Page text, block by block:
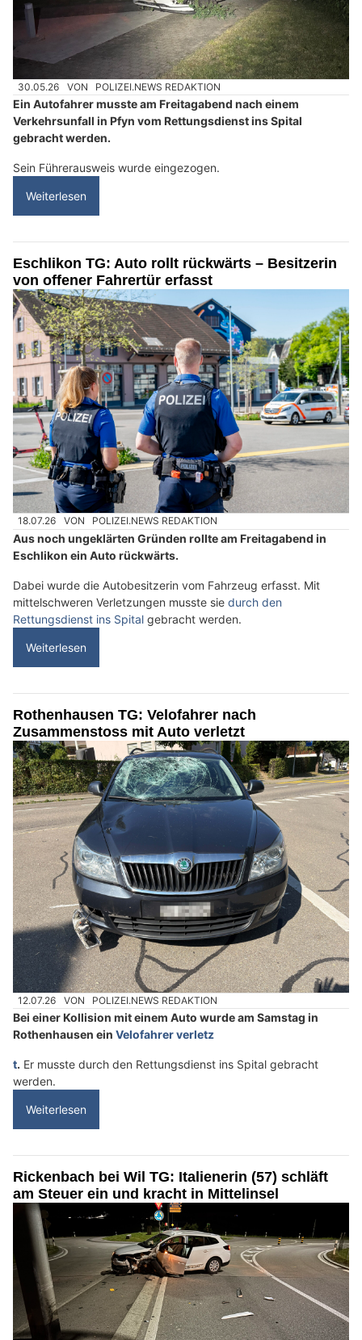
30.05.26 VON POLIZEI.NEWS REDAKTION
Ein Autofahrer musste am Freitagabend nach einem
Verkehrsunfall in Pfyn vom Rettungsdienst ins Spital
gebracht werden.
Sein Führerausweis wurde eingezogen.
Weiterlesen
Eschlikon TG: Auto rollt rückwärts – Besitzerin
von offener Fahrertür erfasst
18.07.26 VON POLIZEI.NEWS REDAKTION
Aus noch ungeklärten Gründen rollte am Freitagabend in
Eschlikon ein Auto rückwärts.
Dabei wurde die Autobesitzerin vom Fahrzeug erfasst. Mit
mittelschweren Verletzungen musste sie durch den
Rettungsdienst ins Spital gebracht werden.
Weiterlesen
Rothenhausen TG: Velofahrer nach
Zusammenstoss mit Auto verletzt
12.07.26 VON POLIZEI.NEWS REDAKTION
Bei einer Kollision mit einem Auto wurde am Samstag in
Rothenhausen ein Velofahrer verletz
t. Er musste durch den Rettungsdienst ins Spital gebracht
werden.
Weiterlesen
Rickenbach bei Wil TG: Italienerin (57) schläft
am Steuer ein und kracht in Mittelinsel